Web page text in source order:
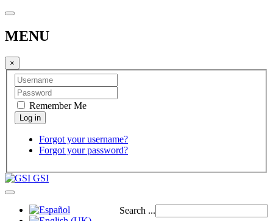
MENU
×
Remember Me
Forgot your username?
Forgot your password?
GSI
Search ...